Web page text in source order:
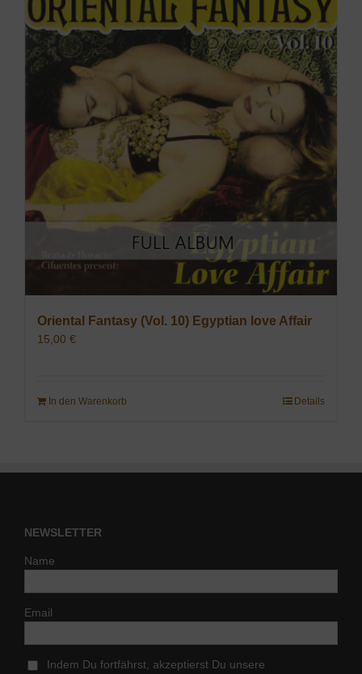
Oriental Fantasy (Vol. 10) Egyptian love Affair
15,00 €
In den Warenkorb Details
NEWSLETTER
Name
Email
Indem Du fortfährst, akzeptierst Du unsere